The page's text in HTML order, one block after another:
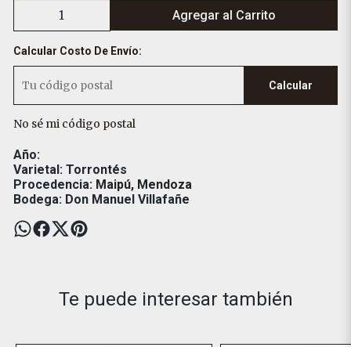
Agregar al Carrito
Calcular Costo De Envío:
Calcular
No sé mi código postal
Año:
Varietal: Torrontés
Procedencia: Maipú, Mendoza
Bodega: Don Manuel Villafañe
Te puede interesar también